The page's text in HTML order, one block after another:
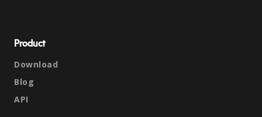
Product
Download
Blog
API